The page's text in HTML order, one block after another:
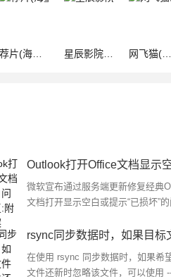
荐片(海量高清视频免费看) v1.3 安卓版 星辰影院(影视播放软件) v1.2.9 安卓手机版 网飞猫(免费追剧软件) v1.11 安卓版
微软宣布通过服务端更新修复经典
文档打开显示空白或提示“已损坏”
避该错误...
在使用 rsync 同步数据时，如果希
文件还新时忽略该文件，可以使用